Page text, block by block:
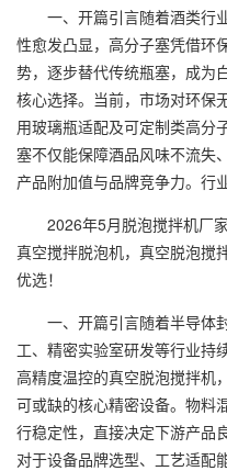
一、开篇引言随着酒类行
性愈发凸显，高分子塞凭借环
势，逐步替代传统瓶塞，成为
核心选择。当前，市场对环保
用玻璃瓶适配及可定制类高分
塞不仅能保障酒品风味不流失
产品附加值与品牌竞争力。行
2026年5月脱泡搅拌机厂家
真空搅拌脱泡机，真空脱泡搅
优选！
一、开篇引言随着半导体
工、精密实验室研发等行业持
高精度温控的真空脱泡搅拌机
可或缺的核心精密设备。物料
行稳定性，直接决定下游产品
对于设备品牌选型、工艺适配